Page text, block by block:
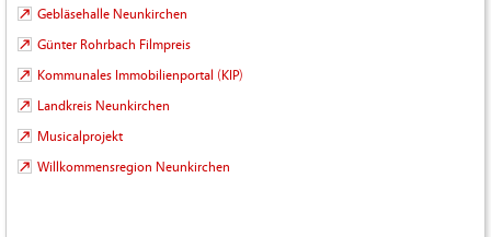
Gebläsehalle Neunkirchen
Günter Rohrbach Filmpreis
Kommunales Immobilienportal (KIP)
Landkreis Neunkirchen
Musicalprojekt
Willkommensregion Neunkirchen